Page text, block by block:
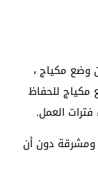
وضع مكياج ،
للحفاظ
العمل.
ومشرقة دون أن